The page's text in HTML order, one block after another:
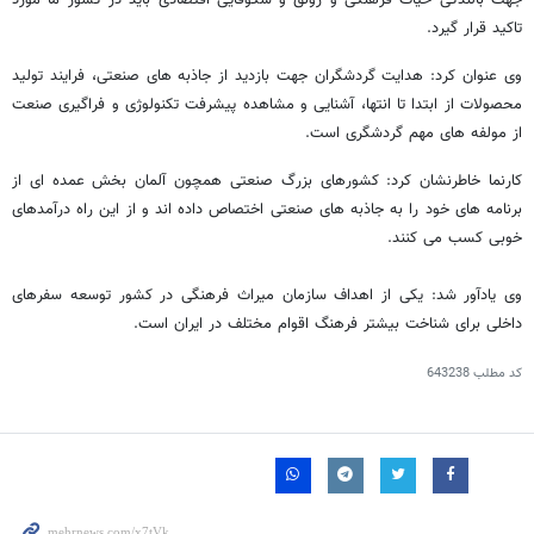
تاکید قرار گیرد.
وی عنوان کرد: هدایت گردشگران جهت بازدید از جاذبه های صنعتی، فرایند تولید
محصولات از ابتدا تا انتها، آشنایی و مشاهده پیشرفت تکنولوژی و فراگیری صنعت
از مولفه های مهم گردشگری است.
کارنما خاطرنشان کرد: کشورهای بزرگ صنعتی همچون آلمان بخش عمده ای از
برنامه های خود را به جاذبه های صنعتی اختصاص داده اند و از این راه درآمدهای
خوبی کسب می کنند.
وی یادآور شد: یکی از اهداف سازمان میراث فرهنگی در کشور توسعه سفرهای
داخلی برای شناخت بیشتر فرهنگ اقوام مختلف در ایران است.
کد مطلب643238